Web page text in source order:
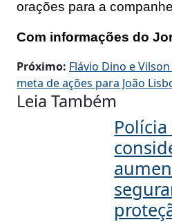
orações para a
Com informações do
Próximo: Flávio Dino e
meta de ações para João
Leia Também